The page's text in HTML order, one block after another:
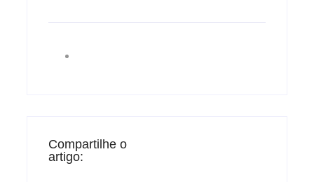
Compartilhe o
artigo: